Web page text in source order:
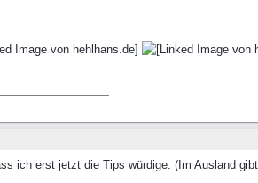
ich erst jetzt die Tips würdige. (Im Ausland